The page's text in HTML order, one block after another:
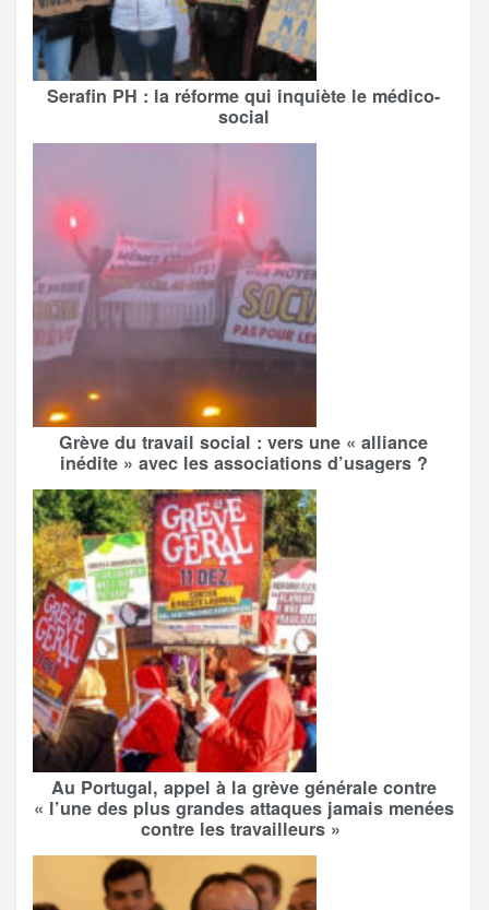
Serafin PH : la réforme qui inquiète le médico-
social
Grève du travail social : vers une « alliance
inédite » avec les associations d’usagers ?
Au Portugal, appel à la grève générale contre
« l’une des plus grandes attaques jamais menées
contre les travailleurs »